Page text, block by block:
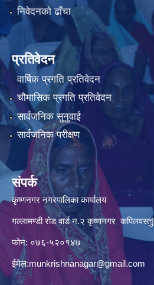
निवेदनको ढाँचा
प्रतिवेदन
वार्षिक प्रगति प्रतिवेदन
चौमासिक प्रगति प्रतिवेदन
सार्वजनिक सुनुवाई
सार्वजनिक परीक्षण
संपर्क
कृष्णनगर नगरपालिका कार्यालय
गल्लामण्डी रोड वार्ड न.२ कृष्णनगर कपिलवस्तु|
फोन: ०७६-५२०१४७
ईमेल:munkrishnanagar@gmail.com